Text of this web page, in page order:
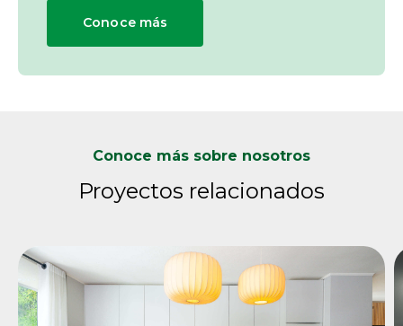
Conoce más
Conoce más sobre nosotros
Proyectos relacionados